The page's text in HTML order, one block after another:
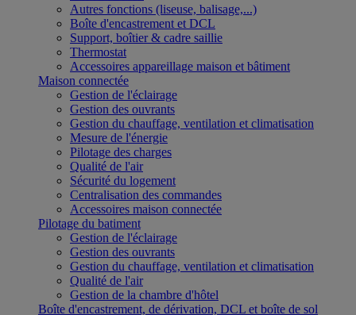
Autres fonctions (liseuse, balisage,...)
Boîte d'encastrement et DCL
Support, boîtier & cadre saillie
Thermostat
Accessoires appareillage maison et bâtiment
Maison connectée
Gestion de l'éclairage
Gestion des ouvrants
Gestion du chauffage, ventilation et climatisation
Mesure de l'énergie
Pilotage des charges
Qualité de l'air
Sécurité du logement
Centralisation des commandes
Accessoires maison connectée
Pilotage du batiment
Gestion de l'éclairage
Gestion des ouvrants
Gestion du chauffage, ventilation et climatisation
Qualité de l'air
Gestion de la chambre d'hôtel
Boîte d'encastrement, de dérivation, DCL et boîte de sol